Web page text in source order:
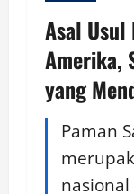
Asal Usul
Amerika,
yang
Paman